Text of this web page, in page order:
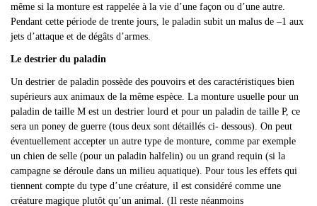
même si la monture est rappelée à la vie d’une façon ou d’une autre.
Pendant cette période de trente jours, le paladin subit un malus de –1 aux
jets d’attaque et de dégâts d’armes.
Le destrier du paladin
Un destrier de paladin possède des pouvoirs et des caractéristiques bien
supérieurs aux animaux de la même espèce. La monture usuelle pour un
paladin de taille M est un destrier lourd et pour un paladin de taille P, ce
sera un poney de guerre (tous deux sont détaillés ci- dessous). On peut
éventuellement accepter un autre type de monture, comme par exemple
un chien de selle (pour un paladin halfelin) ou un grand requin (si la
campagne se déroule dans un milieu aquatique). Pour tous les effets qui
tiennent compte du type d’une créature, il est considéré comme une
créature magique plutôt qu’un animal. (Il reste néanmoins